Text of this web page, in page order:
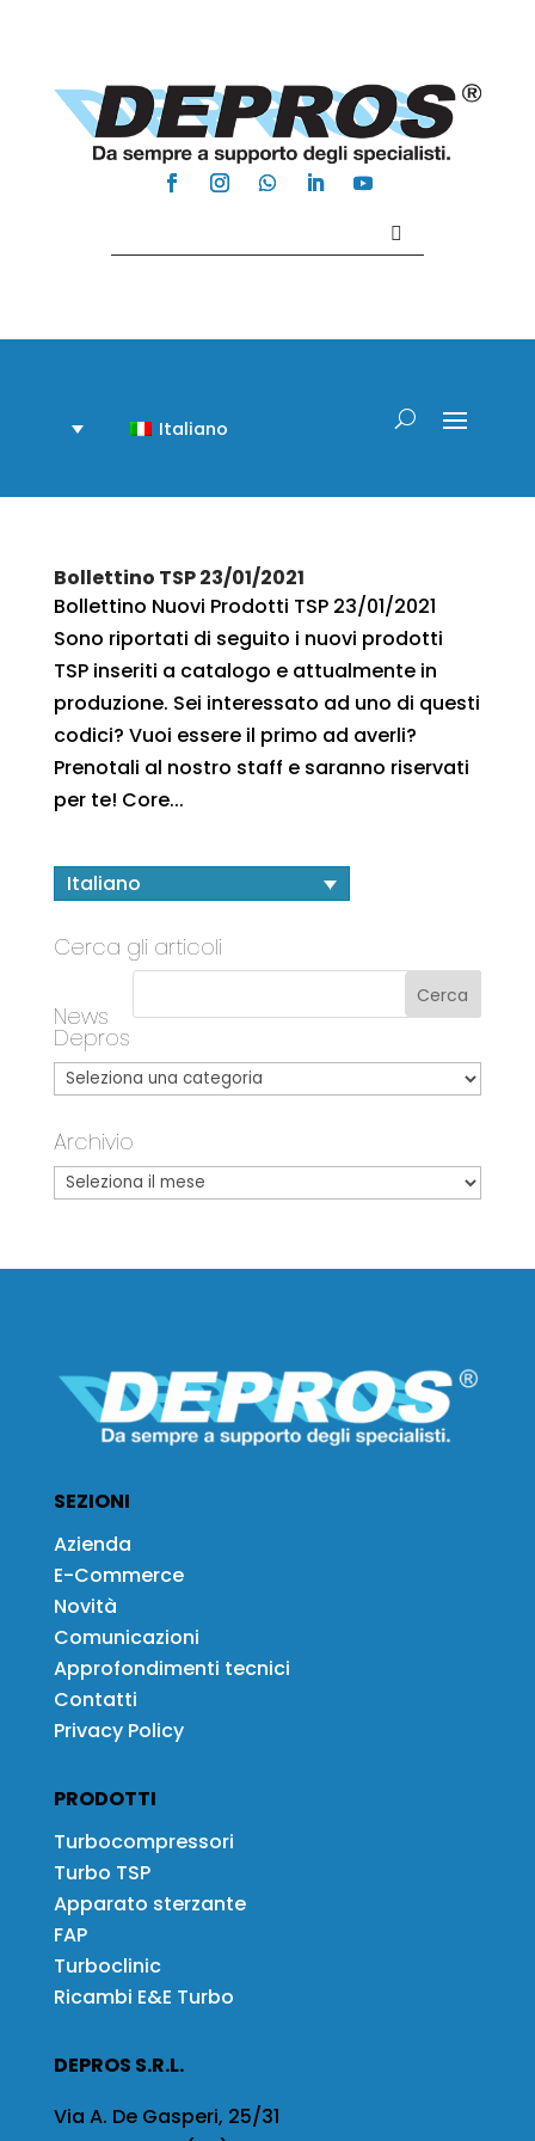
Italiano
Bollettino TSP 23/01/2021
Bollettino Nuovi Prodotti TSP 23/01/2021
Sono riportati di seguito i nuovi prodotti
TSP inseriti a catalogo e attualmente in
produzione. Sei interessato ad uno di questi
codici? Vuoi essere il primo ad averli?
Prenotali al nostro staff e saranno riservati
per te! Core...
Italiano
Cerca gli articoli
News
Depros
Archivio
SEZIONI
Azienda
E-Commerce
Novità
Comunicazioni
Approfondimenti tecnici
Contatti
Privacy Policy
PRODOTTI
Turbocompressori
Turbo TSP
Apparato sterzante
FAP
Turboclinic
Ricambi E&E Turbo
DEPROS S.R.L.
Via A. De Gasperi, 25/31